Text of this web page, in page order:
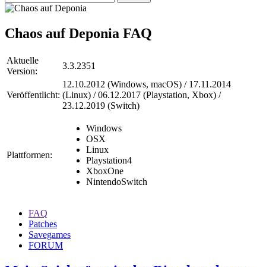
Chaos auf Deponia FAQ
Aktuelle
Version:
3.3.2351
Veröffentlicht:
12.10.2012 (Windows, macOS) / 17.11.2014
(Linux) / 06.12.2017 (Playstation, Xbox) /
23.12.2019 (Switch)
Plattformen:
Windows
OSX
Linux
Playstation4
XboxOne
NintendoSwitch
FAQ
Patches
Savegames
FORUM